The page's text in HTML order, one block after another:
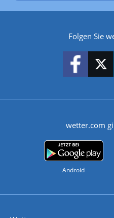
Folgen Sie
wetter.com
Android